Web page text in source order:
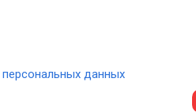
персональных данных